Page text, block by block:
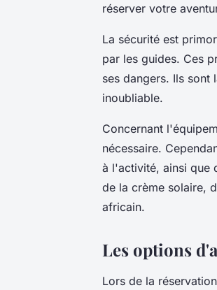
réserver votre
La sécurité est
par les guides. Ces
ses dangers. Ils
inoubliable.
Concernant
nécessaire.
à l'activité, ainsi que
de la crème solaire,
africain.
Les options
Lors de la